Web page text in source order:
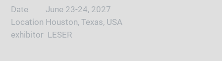
Date
June 23-24, 2027
Location Houston, Texas, USA
exhibitor LESER